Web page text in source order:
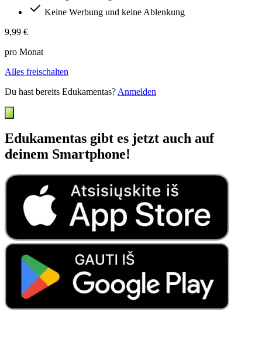
Keine Werbung und keine Ablenkung
9,99 €
pro Monat
Alles freischalten
Du hast bereits Edukamentas? Anmelden
Edukamentas gibt es jetzt auch auf
deinem Smartphone!